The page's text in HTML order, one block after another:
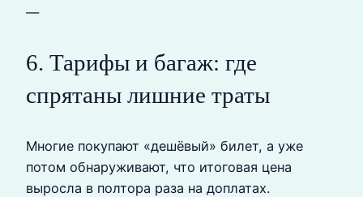
—
6. Тарифы и багаж: где
спрятаны лишние траты
Многие покупают «дешёвый» билет, а уже
потом обнаруживают, что итоговая цена
выросла в полтора раза на доплатах.